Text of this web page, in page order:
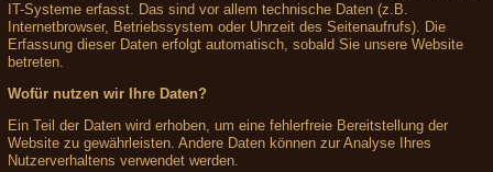
IT-Systeme erfasst. Das sind vor allem technische Daten (z.B.
Internetbrowser, Betriebssystem oder Uhrzeit des Seitenaufrufs). Die
Erfassung dieser Daten erfolgt automatisch, sobald Sie unsere Website
betreten.
Wofür nutzen wir Ihre Daten?
Ein Teil der Daten wird erhoben, um eine fehlerfreie Bereitstellung der
Website zu gewährleisten. Andere Daten können zur Analyse Ihres
Nutzerverhaltens verwendet werden.